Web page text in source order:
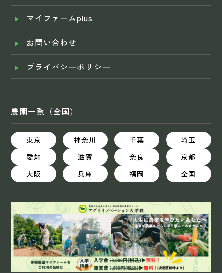
マイファームplus
お問い合わせ
プライバシーポリシー
農園一覧（全国）
東京 神奈川 千葉
埼玉
愛知
滋賀 奈良
京都
大阪
兵庫 福岡 全国